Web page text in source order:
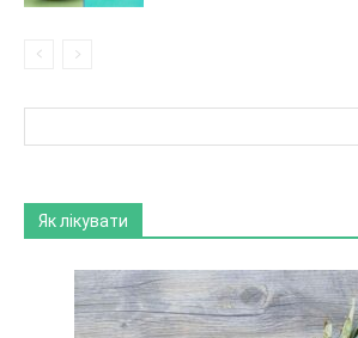
Як лікувати